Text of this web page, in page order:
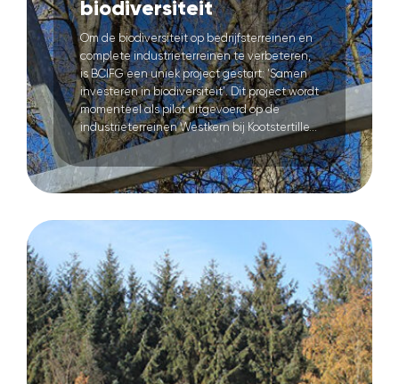
biodiversiteit
Om de biodiversiteit op bedrijfsterreinen en
complete industrieterreinen te verbeteren,
is BCIFG een uniek project gestart: ‘Samen
investeren in biodiversiteit’. Dit project wordt
momenteel als pilot uitgevoerd op de
industrieterreinen Westkern bij Kootstertille...